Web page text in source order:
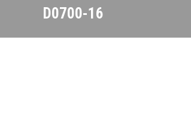
D0700-16